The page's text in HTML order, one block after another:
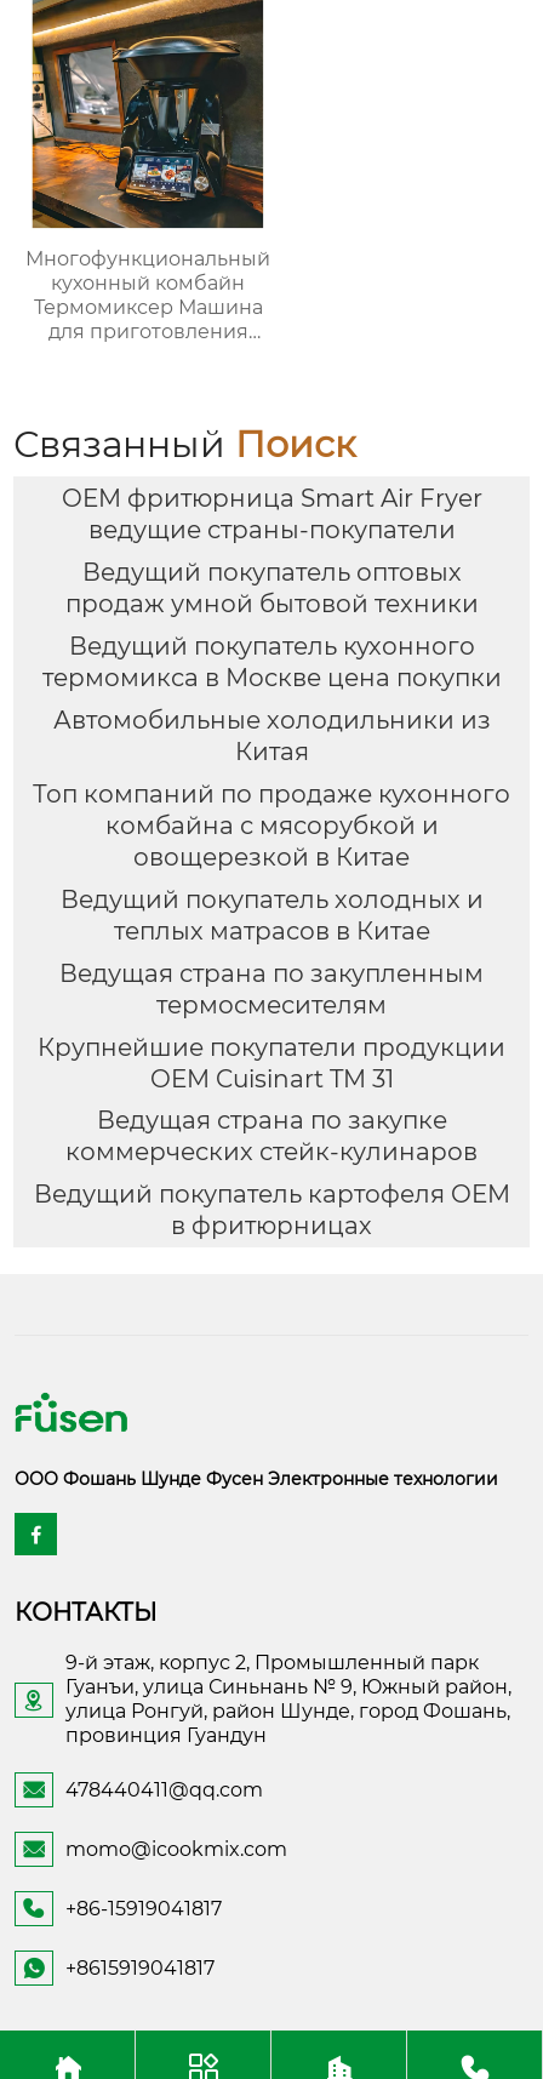
высокоскоростной
супница кухонный
комбайн кухонная
техника Термомиксер
Многофункциональный
кухонный комбайн
Термомиксер Машина
для приготовления
Связанный Поиск
OEM фритюрница Smart Air Fryer
ведущие страны-покупатели
Ведущий покупатель оптовых
продаж умной бытовой техники
Ведущий покупатель кухонного
термомикса в Москве цена покупки
Автомобильные холодильники из
Китая
Топ компаний по продаже кухонного
комбайна с мясорубкой и
овощерезкой в Китае
Ведущий покупатель холодных и
теплых матрасов в Китае
Ведущая страна по закупленным
термосмесителям
Крупнейшие покупатели продукции
OEM Cuisinart TM 31
Ведущая страна по закупке
коммерческих стейк-кулинаров
Ведущий покупатель картофеля OEM
в фритюрницах
ООО Фошань Шунде Фусен Электронные технологии

КОНТАКТЫ

9-й этаж, корпус 2, Промышленный парк
Гуанъи, улица Синьнань № 9, Южный район,
улица Ронгуй, район Шунде, город Фошань,
провинция Гуандун
 478440411@qq.com
 momo@icookmix.com
 +86-15919041817
 +8615919041817
Copyright ©Foshan Shunde Fusheng Electronic